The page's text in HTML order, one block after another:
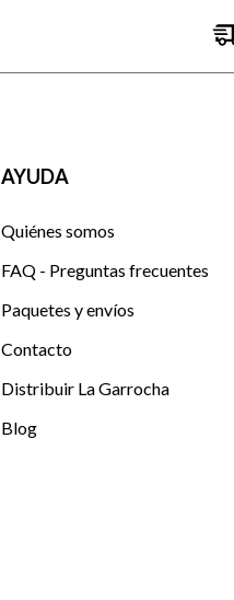
AYUDA
Quiénes somos
FAQ - Preguntas frecuentes
Paquetes y envíos
Contacto
Distribuir La Garrocha
Blog